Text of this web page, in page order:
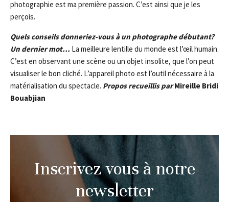
photographie est ma première passion. C’est ainsi que je les
perçois.
Quels conseils donneriez-vous à un photographe débutant?
Un dernier mot… La meilleure lentille du monde est l’œil humain.
C’est en observant une scène ou un objet insolite, que l’on peut
visualiser le bon cliché. L’appareil photo est l’outil nécessaire à la
matérialisation du spectacle. Propos recueillis parMireille Bridi
Bouabjian
Inscrivez vous à notre
newsletter